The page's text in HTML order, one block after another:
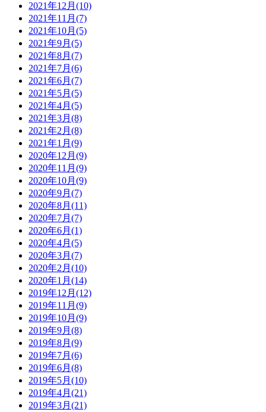
2021年12月(10)
2021年11月(7)
2021年10月(5)
2021年9月(5)
2021年8月(7)
2021年7月(6)
2021年6月(7)
2021年5月(5)
2021年4月(5)
2021年3月(8)
2021年2月(8)
2021年1月(9)
2020年12月(9)
2020年11月(9)
2020年10月(9)
2020年9月(7)
2020年8月(11)
2020年7月(7)
2020年6月(1)
2020年4月(5)
2020年3月(7)
2020年2月(10)
2020年1月(14)
2019年12月(12)
2019年11月(9)
2019年10月(9)
2019年9月(8)
2019年8月(9)
2019年7月(6)
2019年6月(8)
2019年5月(10)
2019年4月(21)
2019年3月(21)